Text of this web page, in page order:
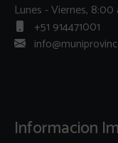
Lunes - Viernes,
+51 914471001
Informacion